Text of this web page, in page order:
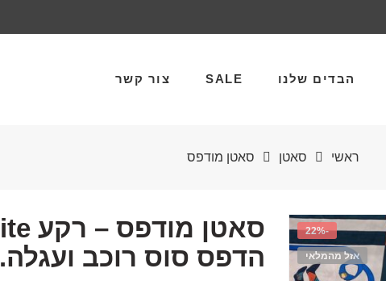
הבדים שלנו SALE צור קשר
ראשי סאטן סאטן מודפס
-22%
אזל מהמלאי
הדפס סוס רוכב ועגלה.